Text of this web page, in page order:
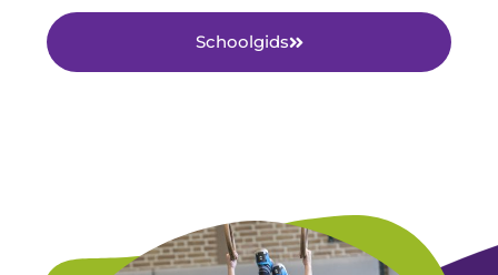
Schoolgids